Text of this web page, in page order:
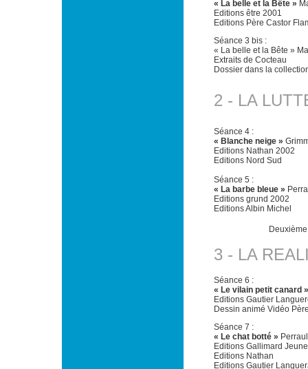
« La belle et la Bête »
Editions être 2001
Editions Père Castor
Séance 3 bis :
« La belle et la Bête »
Extraits de Cocteau
Dossier dans la
2 - LA
Séance 4 :
« Blanche neige »
Editions Nathan 2002
Editions Nord Sud
Séance 5 :
« La barbe bleue »
Editions grund 2002
Editions Albin Michel
3 - LA
Séance 6 :
« Le vilain petit canard »
Editions Gautier
Dessin animé Vidéo
Séance 7 :
« Le chat botté »
Editions Gallimard
Editions Nathan
Editions Gautier